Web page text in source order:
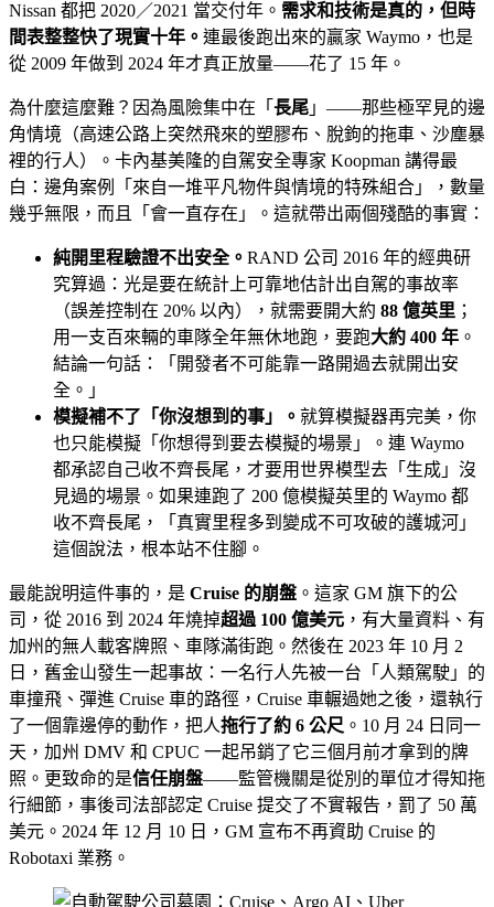
Nissan 都把 2020／2021 當交付年。 需求和技術是真的，但時
間表整整快了現實十年。 連最後跑出來的贏家 Waymo，也是
從 2009 年做到 2024 年才真正放量——花了 15 年。
為什麼這麼難？因為風險集中在「 長尾 」——那些極罕見的邊
角情境（高速公路上突然飛來的塑膠布、脫鉤的拖車、沙塵暴
裡的行人）。卡內基美隆的自駕安全專家 Koopman 講得最
白：邊角案例「來自一堆平凡物件與情境的特殊組合」，數量
幾乎無限，而且「會一直存在」。這就帶出兩個殘酷的事實：
純開里程驗證不出安全。 RAND 公司 2016 年的經典研
究算過：光是要在統計上可靠地估計出自駕的事故率
（誤差控制在 20% 以內），就需要開大約 88 億英里 ；
用一支百來輛的車隊全年無休地跑，要跑大約 400 年 。
結論一句話：「開發者不可能靠一路開過去就開出安
全。」
模擬補不了「你沒想到的事」。 就算模擬器再完美，你
也只能模擬「你想得到要去模擬的場景」。連 Waymo
都承認自己收不齊長尾，才要用世界模型去「生成」沒
見過的場景。如果連跑了 200 億模擬英里的 Waymo 都
收不齊長尾，「真實里程多到變成不可攻破的護城河」
這個說法，根本站不住腳。
最能說明這件事的，是 Cruise 的崩盤 。這家 GM 旗下的公
司，從 2016 到 2024 年燒掉超過 100 億美元 ，有大量資料、有
加州的無人載客牌照、車隊滿街跑。然後在 2023 年 10 月 2
日，舊金山發生一起事故：一名行人先被一台「人類駕駛」的
車撞飛、彈進 Cruise 車的路徑，Cruise 車輾過她之後，還執行
了一個靠邊停的動作，把人拖行了約 6 公尺 。10 月 24 日同一
天，加州 DMV 和 CPUC 一起吊銷了它三個月前才拿到的牌
照。更致命的是信任崩盤——監管機關是從別的單位才得知拖
行細節，事後司法部認定 Cruise 提交了不實報告，罰了 50 萬
美元。2024 年 12 月 10 日，GM 宣布不再資助 Cruise 的
Robotaxi 業務。